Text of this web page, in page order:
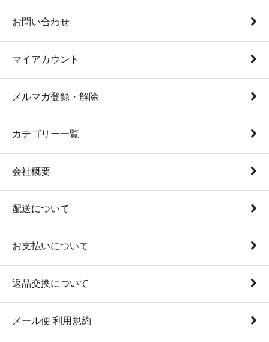
お問い合わせ
マイアカウント
メルマガ登録・解除
カテゴリー一覧
会社概要
配送について
お支払いについて
返品交換について
メール便 利用規約